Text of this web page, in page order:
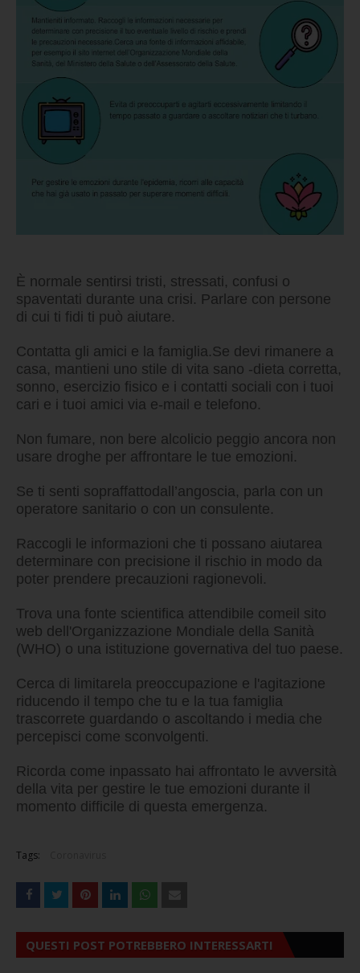
È normale sentirsi tristi, stressati, confusi o
spaventati durante una crisi. Parlare con persone
di cui ti fidi ti può aiutare.
Contatta gli amici e la famiglia.Se devi rimanere a
casa, mantieni uno stile di vita sano -dieta corretta,
sonno, esercizio fisico e i contatti sociali con i tuoi
cari e i tuoi amici via e-mail e telefono.
Non fumare, non bere alcolicio peggio ancora non
usare droghe per affrontare le tue emozioni.
Se ti senti sopraffattodall’angoscia, parla con un
operatore sanitario o con un consulente.
Raccogli le informazioni che ti possano aiutarea
determinare con precisione il rischio in modo da
poter prendere precauzioni ragionevoli.
Trova una fonte scientifica attendibile comeil sito
web dell'Organizzazione Mondiale della Sanità
(WHO) o una istituzione governativa del tuo paese.
Cerca di limitarela preoccupazione e l'agitazione
riducendo il tempo che tu e la tua famiglia
trascorrete guardando o ascoltando i media che
percepisci come sconvolgenti.
Ricorda come inpassato hai affrontato le avversità
della vita per gestire le tue emozioni durante il
momento difficile di questa emergenza.
Tags:
QUESTI POST POTREBBERO INTERESSARTI